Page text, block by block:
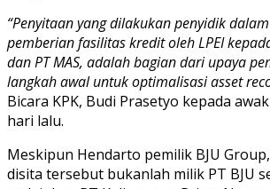
“Penyitaan yang dilakukan penyidik
pemberian fasilitas kredit oleh LPEI
dan PT MAS, adalah bagian dari upaya
langkah awal untuk optimalisasi asset
Bicara KPK, Budi Prasetyo kepada
hari lalu.
​Meskipun Hendarto pemilik BJU
disita tersebut bukanlah milik PT BJU